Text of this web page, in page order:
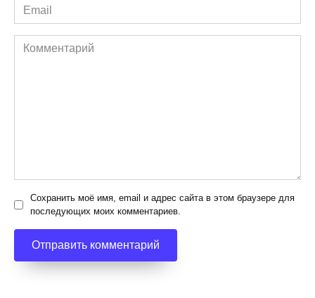
Email
*
Комментарий
Сохранить моё имя, email и адрес сайта в этом браузере для
последующих моих комментариев.